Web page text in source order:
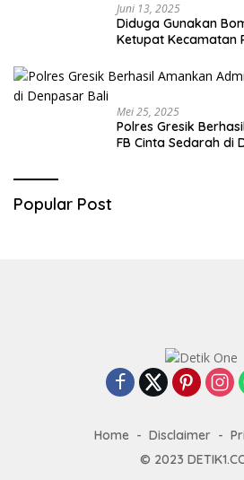
Juni 13, 2025
Diduga Gunakan
Ketupat Kecamatan
Mei 25, 2025
Polres Gresik
FB Cinta Sedarah di
Popular Post
Home Disclaimer
© 2023